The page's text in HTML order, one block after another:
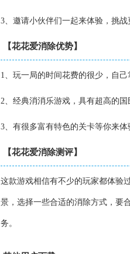
3、邀请小伙伴们一起来体验，挑
【花花爱消除优势】
1、玩一局的时间花费的很少，自
2、经典消消乐游戏，具有超高的
3、有很多富有特色的关卡等你来
【花花爱消除测评】
这款游戏相信有不少的玩家都体验
景，选择一些合适的消除方式，要
务。